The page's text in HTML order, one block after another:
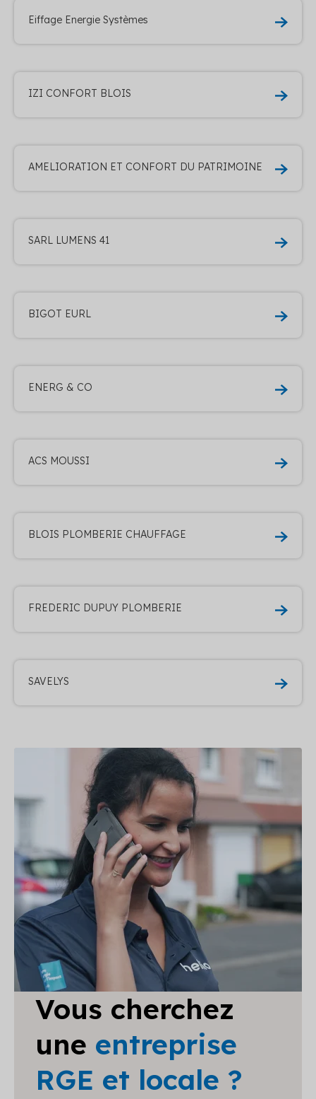
Eiffage Energie Systèmes
IZI CONFORT BLOIS
AMELIORATION ET CONFORT DU PATRIMOINE
SARL LUMENS 41
BIGOT EURL
ENERG & CO
ACS MOUSSI
BLOIS PLOMBERIE CHAUFFAGE
FREDERIC DUPUY PLOMBERIE
SAVELYS
Vous cherchez
une entreprise
RGE et locale ?